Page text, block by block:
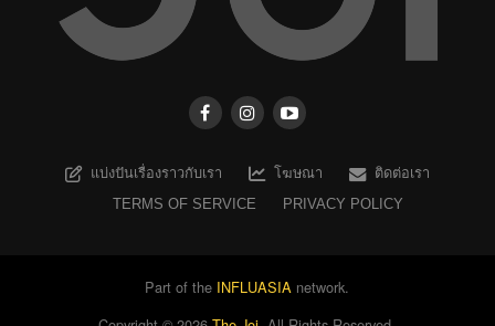
แบ่งปันเรื่องราวกับเรา โฆษณา
ติดต่อเรา
TERMS OF SERVICE
PRIVACY POLICY
Part of the INFLUASIA network.